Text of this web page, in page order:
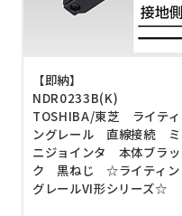
【即納】
NDR0233B(K)
TOSHIBA/東芝 ライティ
ングレール 直線接続 ミ
ニジョインタ 本体ブラッ
ク 黒ねじ ☆ライティン
グレールVI形シリーズ☆